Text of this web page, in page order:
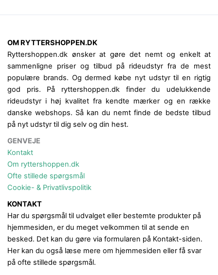
OM RYTTERSHOPPEN.DK
Ryttershoppen.dk ønsker at gøre det nemt og enkelt at
sammenligne priser og tilbud på rideudstyr fra de mest
populære brands. Og dermed købe nyt udstyr til en rigtig
god pris. På ryttershoppen.dk finder du udelukkende
rideudstyr i høj kvalitet fra kendte mærker og en række
danske webshops. Så kan du nemt finde de bedste tilbud
på nyt udstyr til dig selv og din hest.
GENVEJE
Kontakt
Om ryttershoppen.dk
Ofte stillede spørgsmål
Cookie- & Privatlivspolitik
KONTAKT
Har du spørgsmål til udvalget eller bestemte produkter på
hjemmesiden, er du meget velkommen til at sende en
besked. Det kan du gøre via formularen på Kontakt-siden.
Her kan du også læse mere om hjemmesiden eller få svar
på ofte stillede spørgsmål.